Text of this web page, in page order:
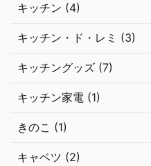
キッチン (4)
キッチン・ド・レミ (3)
キッチングッズ (7)
キッチン家電 (1)
きのこ (1)
キャベツ (2)